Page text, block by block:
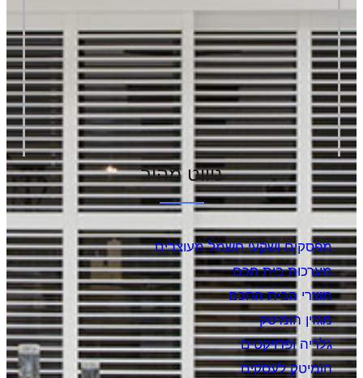
ניווט מהיר
מפסקים ושקעי חשמל מעוצבים
מערכות בית חכם
מוצרי הבית החכם
מגזין הומיטק
גלריה ופרויקטים
הומיטק לעסקים